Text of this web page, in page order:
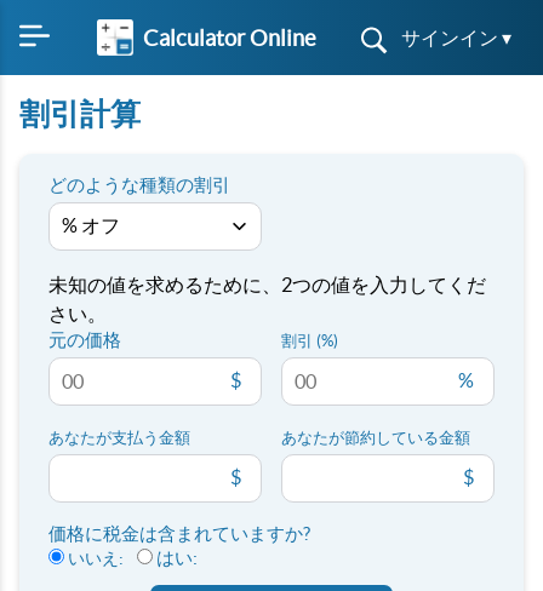
Calculator Online サインイン ▾
割引計算
どのような種類の割引
未知の値を求めるために、2つの値を入力してくだ
さい。
元の価格
$
割引 (%)
%
あなたが支払う金額
$
あなたが節約している金額
$
価格に税金は含まれていますか?
いいえ: はい: